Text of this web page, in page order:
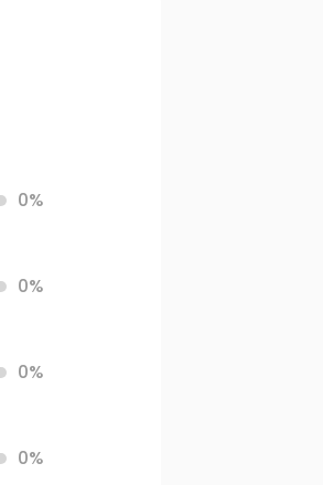
0%
0%
0%
0%